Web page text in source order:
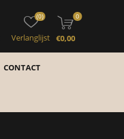
Verlanglijst
(0) 0
€0,00
CONTACT